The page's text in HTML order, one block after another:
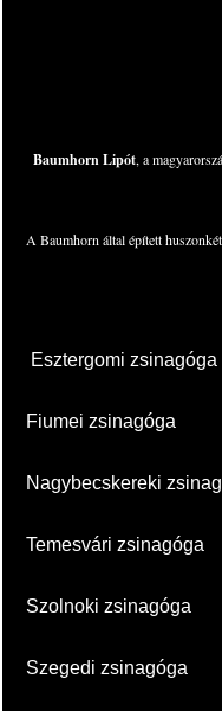
Baumhorn Lipót, a
A Baumhorn által épített
Esztergomi zsinagóga
Fiumei zsinagóga
Nagybecskereki
Temesvári zsinagóga
Szolnoki zsinagóga
Szegedi zsinagóga